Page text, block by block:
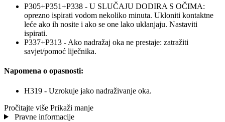
P305+P351+P338 - U SLUČAJU DODIRA S OČIMA:
oprezno ispirati vodom nekoliko minuta. Ukloniti kontaktne
leće ako ih nosite i ako se one lako uklanjaju. Nastaviti
ispirati.
P337+P313 - Ako nadražaj oka ne prestaje: zatražiti
savjet/pomoć liječnika.
Napomena o opasnosti:
H319 - Uzrokuje jako nadraživanje oka.
Pročitajte više Prikaži manje
Pravne informacije